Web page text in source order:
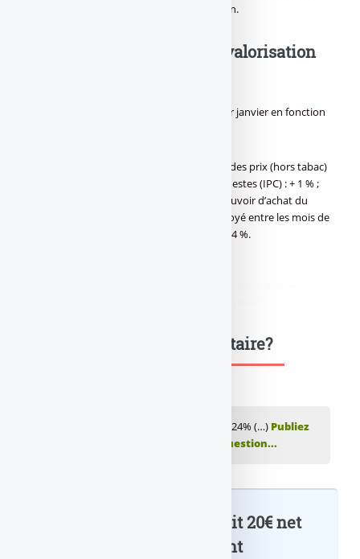
euros par mois et donc de 285 euros par an.
Formule de calcul de la revalorisation
Le Smic est revalorisé chaque année au 1er janvier en fonction
La progression, sur 12 mois, de l’indice des prix (hors tabac)
pour les 20 % de ménages les plus modestes (IPC) : + 1 % ;
La moitié de l’évolution annuelle du pouvoir d’achat du
salaire horaire de base ouvrier et employé entre les mois de
septembre 2016 et 2017 (SHBOE) : + 0,24 %.
Une question, un commentaire?
💬 Réagir à cet article SMIC : hausse de +1.24% (…) Publiez
votre commentaire ou posez votre question...
SMIC : hausse de +1.24% soit 20€ net
par mois... : à lire également